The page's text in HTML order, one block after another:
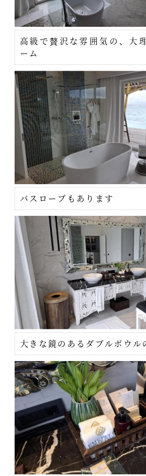
高級で贅沢な雰囲気の、大
ーム
バスローブもあります
大きな鏡のあるダブルボウル